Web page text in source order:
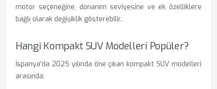
motor seçeneğine, donanım seviyesine ve ek özelliklere
bağlı olarak değişiklik gösterebilir.
Hangi Kompakt SUV Modelleri Popüler?
İspanya'da 2025 yılında öne çıkan kompakt SUV modelleri
arasında: